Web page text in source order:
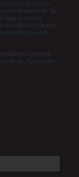
ve İletişim Kurumu
vermektedir. Bu
araştırma
yazdıkları içeriklerin
içerikleri,